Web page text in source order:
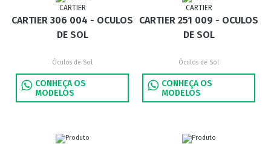
CARTIER
CARTIER 306 004 - OCULOS
DE SOL
Óculos de Sol
CONHEÇA OS
MODELOS
CARTIER
CARTIER 251 009 - OCULOS
DE SOL
Óculos de Sol
CONHEÇA OS
MODELOS